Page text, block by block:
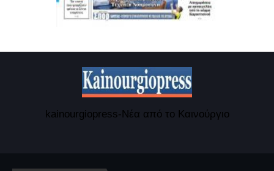
kainourgiopress-Νέα από το Καινούργιο